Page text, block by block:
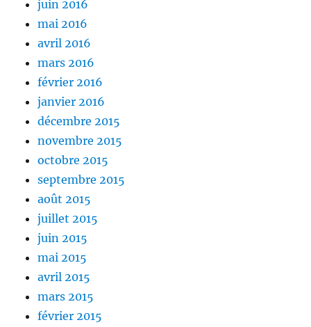
juin 2016
mai 2016
avril 2016
mars 2016
février 2016
janvier 2016
décembre 2015
novembre 2015
octobre 2015
septembre 2015
août 2015
juillet 2015
juin 2015
mai 2015
avril 2015
mars 2015
février 2015